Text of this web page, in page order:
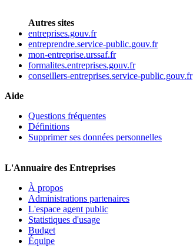
Autres sites
entreprises.gouv.fr
entreprendre.service-public.gouv.fr
mon-entreprise.urssaf.fr
formalites.entreprises.gouv.fr
conseillers-entreprises.service-public.gouv.fr
Aide
Questions fréquentes
Définitions
Supprimer ses données personnelles
L'Annuaire des Entreprises
À propos
Administrations partenaires
L'espace agent public
Statistiques d'usage
Budget
Équipe